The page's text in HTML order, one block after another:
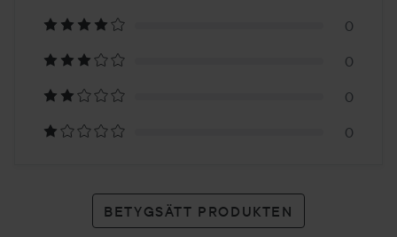
5
betyg
0
0
0
0
BETYGSÄTT PRODUKTEN